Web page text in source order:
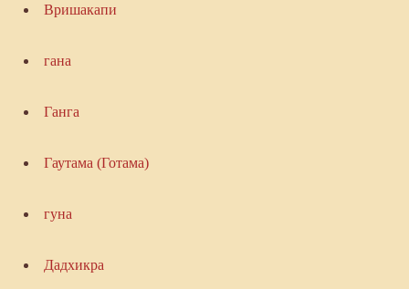
Вришакапи
гана
Ганга
Гаутама (Готама)
гуна
Дадхикра